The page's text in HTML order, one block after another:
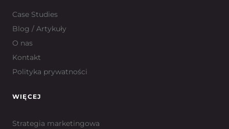
Case Studies
Blog / Artykuły
O nas
Kontakt
Polityka prywatności
WIĘCEJ
Strategia marketingowa